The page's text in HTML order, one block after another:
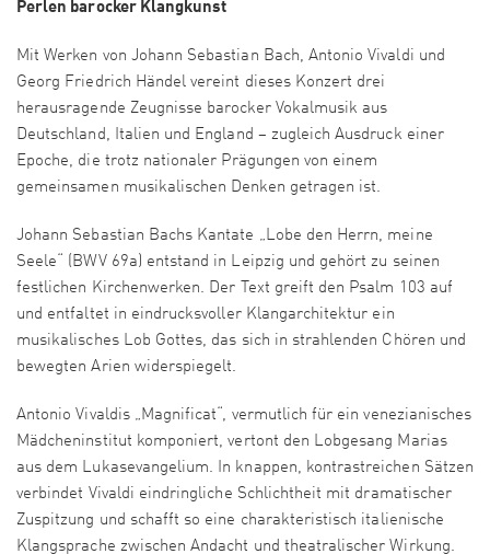
Perlen barocker Klangkunst
Mit Werken von Johann Sebastian Bach, Antonio Vivaldi und
Georg Friedrich Händel vereint dieses Konzert drei
herausragende Zeugnisse barocker Vokalmusik aus
Deutschland, Italien und England – zugleich Ausdruck einer
Epoche, die trotz nationaler Prägungen von einem
gemeinsamen musikalischen Denken getragen ist.
Johann Sebastian Bachs Kantate „Lobe den Herrn, meine
Seele“ (BWV 69a) entstand in Leipzig und gehört zu seinen
festlichen Kirchenwerken. Der Text greift den Psalm 103 auf
und entfaltet in eindrucksvoller Klangarchitektur ein
musikalisches Lob Gottes, das sich in strahlenden Chören und
bewegten Arien widerspiegelt.
Antonio Vivaldis „Magnificat“, vermutlich für ein venezianisches
Mädcheninstitut komponiert, vertont den Lobgesang Marias
aus dem Lukasevangelium. In knappen, kontrastreichen Sätzen
verbindet Vivaldi eindringliche Schlichtheit mit dramatischer
Zuspitzung und schafft so eine charakteristisch italienische
Klangsprache zwischen Andacht und theatralischer Wirkung.